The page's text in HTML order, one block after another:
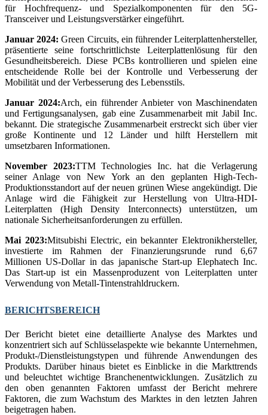
für Hochfrequenz- und Spezialkomponenten für den 5G-
Transceiver und Leistungsverstärker eingeführt.
Januar 2024: Green Circuits, ein führender Leiterplattenhersteller,
präsentierte seine fortschrittlichste Leiterplattenlösung für den
Gesundheitsbereich. Diese PCBs kontrollieren und spielen eine
entscheidende Rolle bei der Kontrolle und Verbesserung der
Mobilität und der Verbesserung des Lebensstils.
Januar 2024:Arch, ein führender Anbieter von Maschinendaten
und Fertigungsanalysen, gab eine Zusammenarbeit mit Jabil Inc.
bekannt. Die strategische Zusammenarbeit erstreckt sich über vier
große Kontinente und 12 Länder und hilft Herstellern mit
umsetzbaren Informationen.
November 2023:TTM Technologies Inc. hat die Verlagerung
seiner Anlage von New York an den geplanten High-Tech-
Produktionsstandort auf der neuen grünen Wiese angekündigt. Die
Anlage wird die Fähigkeit zur Herstellung von Ultra-HDI-
Leiterplatten (High Density Interconnects) unterstützen, um
nationale Sicherheitsanforderungen zu erfüllen.
Mai 2023:Mitsubishi Electric, ein bekannter Elektronikhersteller,
investierte im Rahmen der Finanzierungsrunde rund 6,67
Millionen US-Dollar in das japanische Start-up Elephatech Inc.
Das Start-up ist ein Massenproduzent von Leiterplatten unter
Verwendung von Metall-Tintenstrahldruckern.
BERICHTSBEREICH
Der Bericht bietet eine detaillierte Analyse des Marktes und
konzentriert sich auf Schlüsselaspekte wie bekannte Unternehmen,
Produkt-/Dienstleistungstypen und führende Anwendungen des
Produkts. Darüber hinaus bietet es Einblicke in die Markttrends
und beleuchtet wichtige Branchenentwicklungen. Zusätzlich zu
den oben genannten Faktoren umfasst der Bericht mehrere
Faktoren, die zum Wachstum des Marktes in den letzten Jahren
beigetragen haben.